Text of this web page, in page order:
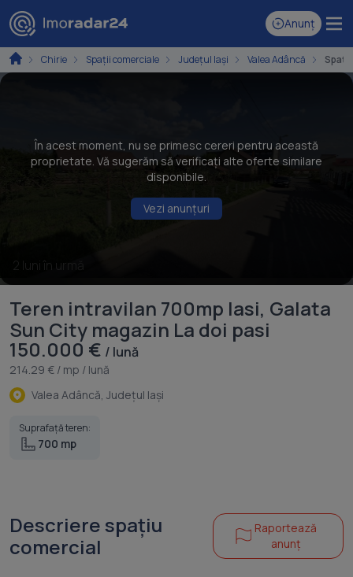
Anunț
Chirie Spaţii comerciale Județul Iași Valea Adâncă
În acest moment, nu se primesc cereri pentru această
proprietate. Vă sugerăm să verificați alte oferte similare
disponibile.
Vezi anunțuri
2 luni în urmă
Teren intravilan 700mp lasi, Galata
Sun City magazin La doi pasi
150.000 € / lună
214.29 € / mp / lună
Valea Adâncă, Judeţul Iaşi
Suprafață teren:
700 mp
Descriere spațiu
comercial
Raportează
anunț